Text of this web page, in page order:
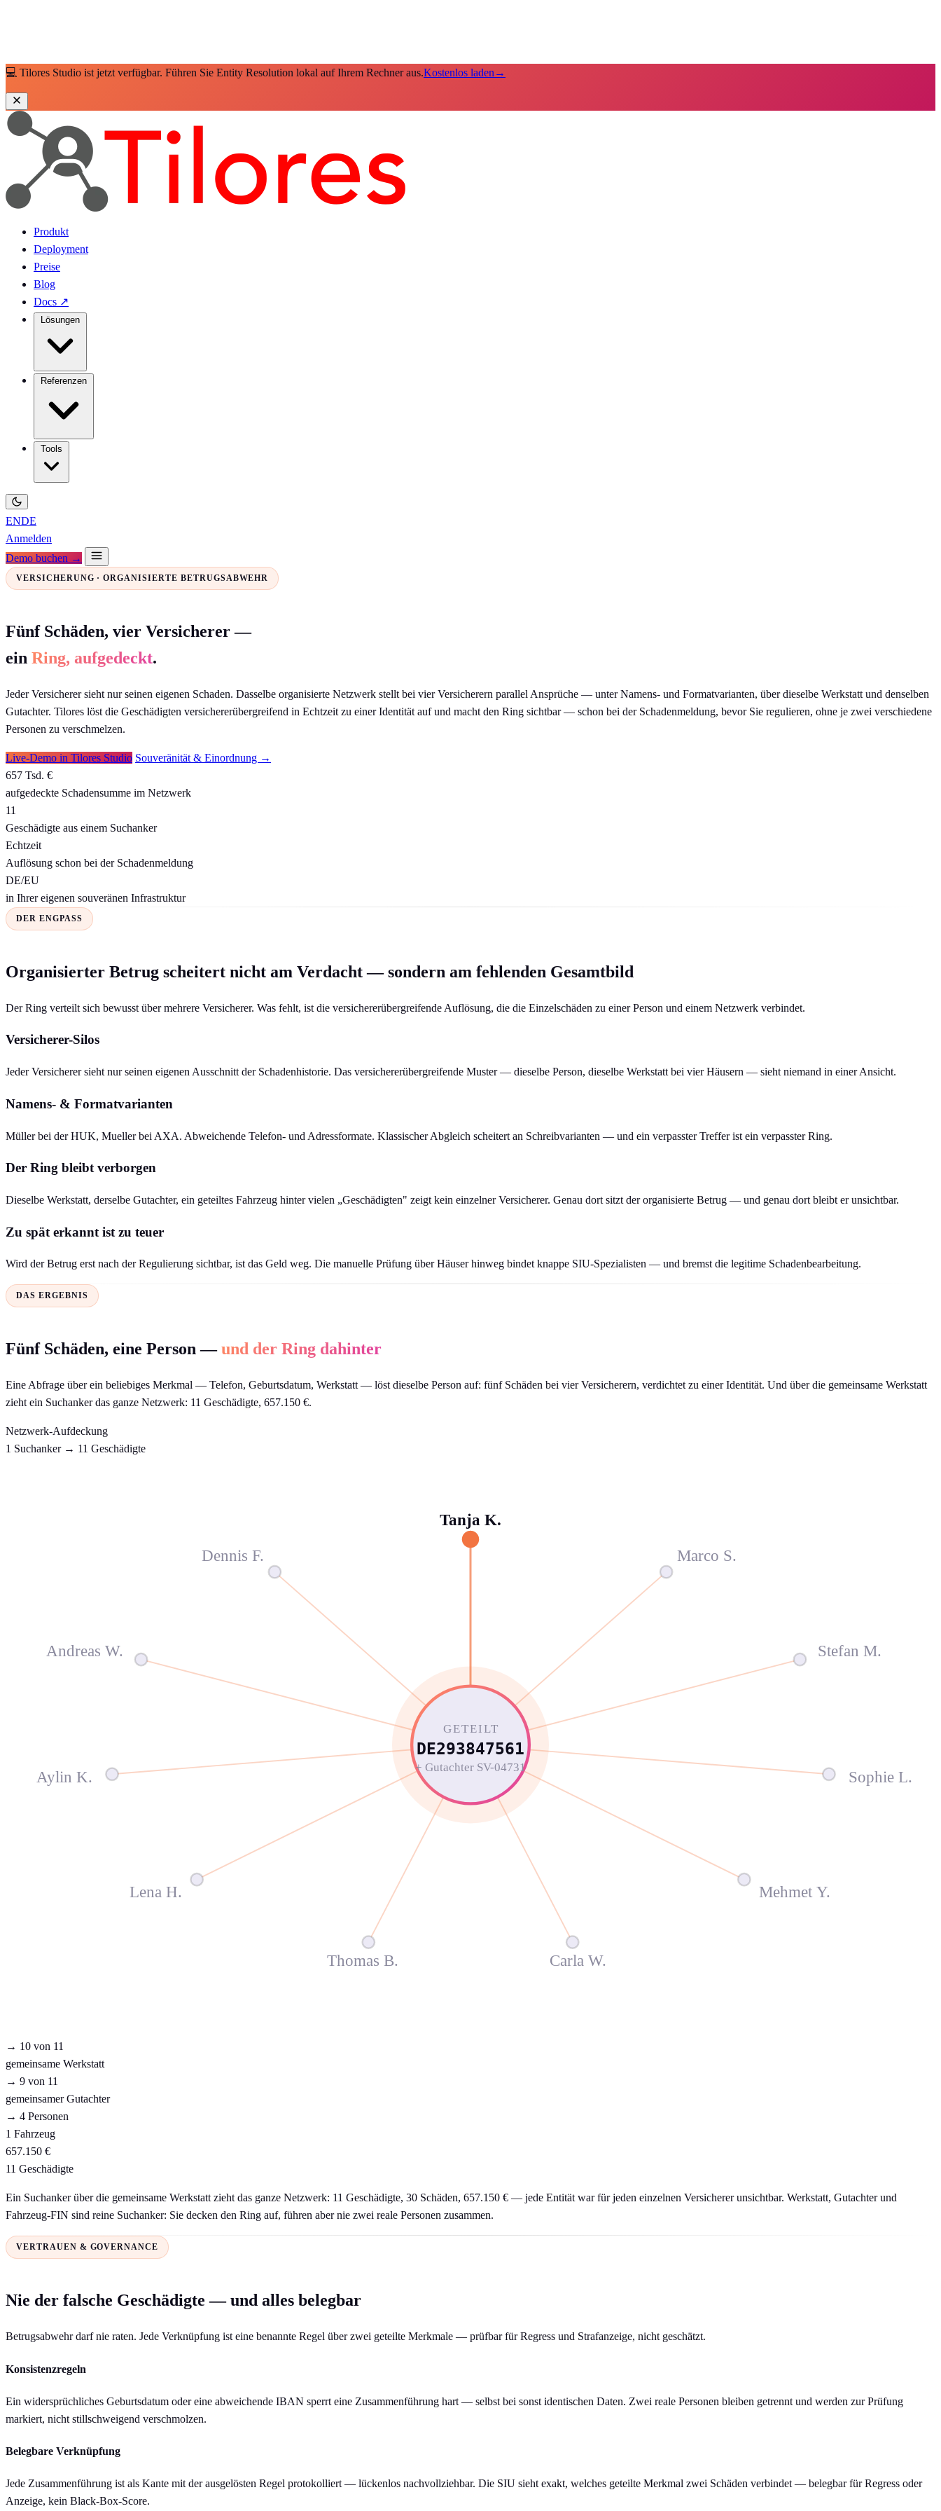
💻 Tilores Studio ist jetzt verfügbar. Führen Sie Entity Resolution lokal auf Ihrem Rechner aus.Kostenlos laden →
Produkt
Deployment
Preise
Blog
Docs ↗
ENDE
Anmelden
Demo buchen →
VERSICHERUNG · ORGANISIERTE BETRUGSABWEHR
Fünf Schäden, vier Versicherer —
ein Ring, aufgedeckt.
Jeder Versicherer sieht nur seinen eigenen Schaden. Dasselbe organisierte Netzwerk stellt bei vier Versicherern parallel Ansprüche — unter Namens- und Formatvarianten, über dieselbe Werkstatt und denselben
Gutachter. Tilores löst die Geschädigten versichererübergreifend in Echtzeit zu einer Identität auf und macht den Ring sichtbar — schon bei der Schadenmeldung, bevor Sie regulieren, ohne je zwei verschiedene
Personen zu verschmelzen.
Live-Demo in Tilores Studio Souveränität & Einordnung →
657 Tsd. €
aufgedeckte Schadensumme im Netzwerk
11
Geschädigte aus einem Suchanker
Echtzeit
Auflösung schon bei der Schadenmeldung
DE/EU
in Ihrer eigenen souveränen Infrastruktur
DER ENGPASS
Organisierter Betrug scheitert nicht am Verdacht — sondern am fehlenden Gesamtbild
Der Ring verteilt sich bewusst über mehrere Versicherer. Was fehlt, ist die versichererübergreifende Auflösung, die die Einzelschäden zu einer Person und einem Netzwerk verbindet.
Versicherer-Silos
Jeder Versicherer sieht nur seinen eigenen Ausschnitt der Schadenhistorie. Das versichererübergreifende Muster — dieselbe Person, dieselbe Werkstatt bei vier Häusern — sieht niemand in einer Ansicht.
Namens- & Formatvarianten
Müller bei der HUK, Mueller bei AXA. Abweichende Telefon- und Adressformate. Klassischer Abgleich scheitert an Schreibvarianten — und ein verpasster Treffer ist ein verpasster Ring.
Der Ring bleibt verborgen
Dieselbe Werkstatt, derselbe Gutachter, ein geteiltes Fahrzeug hinter vielen „Geschädigten" zeigt kein einzelner Versicherer. Genau dort sitzt der organisierte Betrug — und genau dort bleibt er unsichtbar.
Zu spät erkannt ist zu teuer
Wird der Betrug erst nach der Regulierung sichtbar, ist das Geld weg. Die manuelle Prüfung über Häuser hinweg bindet knappe SIU-Spezialisten — und bremst die legitime Schadenbearbeitung.
DAS ERGEBNIS
Fünf Schäden, eine Person —und der Ring dahinter
Eine Abfrage über ein beliebiges Merkmal — Telefon, Geburtsdatum, Werkstatt — löst dieselbe Person auf: fünf Schäden bei vier Versicherern, verdichtet zu einer Identität. Und über die gemeinsame Werkstatt
zieht ein Suchanker das ganze Netzwerk: 11 Geschädigte, 657.150 €.
Netzwerk-Aufdeckung
1 Suchanker → 11 Geschädigte
Tanja K.
Marco S.
Stefan M.
Sophie L.
Mehmet Y.
Carla W.
Thomas B.
Lena H.
Aylin K.
Andreas W.
Dennis F.
GETEILT
DE293847561
+ Gutachter SV-04731
→ 10 von 11
gemeinsame Werkstatt
→ 9 von 11
gemeinsamer Gutachter
→ 4 Personen
1 Fahrzeug
657.150 €
11 Geschädigte
Ein Suchanker über die gemeinsame Werkstatt zieht das ganze Netzwerk: 11 Geschädigte, 30 Schäden, 657.150 € — jede Entität war für jeden einzelnen Versicherer unsichtbar. Werkstatt, Gutachter und
Fahrzeug-FIN sind reine Suchanker: Sie decken den Ring auf, führen aber nie zwei reale Personen zusammen.
VERTRAUEN & GOVERNANCE
Nie der falsche Geschädigte — und alles belegbar
Betrugsabwehr darf nie raten. Jede Verknüpfung ist eine benannte Regel über zwei geteilte Merkmale — prüfbar für Regress und Strafanzeige, nicht geschätzt.
Konsistenzregeln
Ein widersprüchliches Geburtsdatum oder eine abweichende IBAN sperrt eine Zusammenführung hart — selbst bei sonst identischen Daten. Zwei reale Personen bleiben getrennt und werden zur Prüfung
markiert, nicht stillschweigend verschmolzen.
Belegbare Verknüpfung
Jede Zusammenführung ist als Kante mit der ausgelösten Regel protokolliert — lückenlos nachvollziehbar. Die SIU sieht exakt, welches geteilte Merkmal zwei Schäden verbindet — belegbar für Regress oder
Anzeige, kein Black-Box-Score.